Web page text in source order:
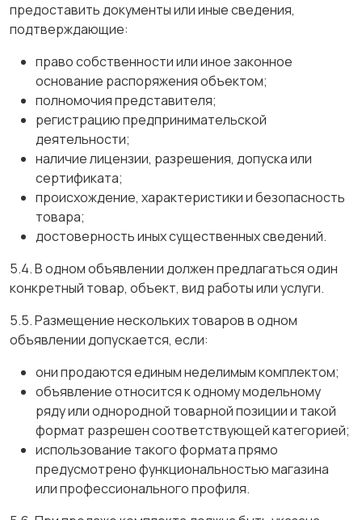
предоставить документы или иные сведения,
подтверждающие:
право собственности или иное законное
основание распоряжения объектом;
полномочия представителя;
регистрацию предпринимательской
деятельности;
наличие лицензии, разрешения, допуска или
сертификата;
происхождение, характеристики и безопасность
товара;
достоверность иных существенных сведений.
5.4. В одном объявлении должен предлагаться один
конкретный товар, объект, вид работы или услуги.
5.5. Размещение нескольких товаров в одном
объявлении допускается, если:
они продаются единым неделимым комплектом;
объявление относится к одному модельному
ряду или однородной товарной позиции и такой
формат разрешен соответствующей категорией;
использование такого формата прямо
предусмотрено функциональностью магазина
или профессионального профиля.